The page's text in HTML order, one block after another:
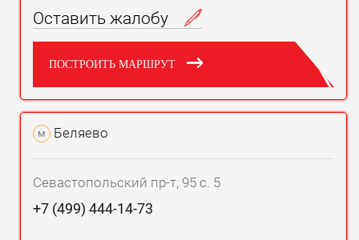
Оставить жалобу
ПОСТРОИТЬ МАРШРУТ
м Беляево
Севастопольский пр-т, 95 с. 5
+7 (499) 444-14-73